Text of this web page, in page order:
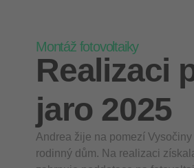
Montáž fotovoltaiky
Realizaci
jaro 2025
Andrea žije na pomezí
rodinný dům. Na realizaci